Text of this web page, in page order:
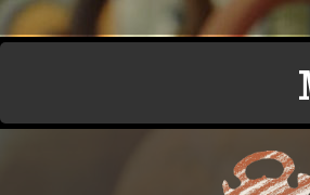
Skip to main content